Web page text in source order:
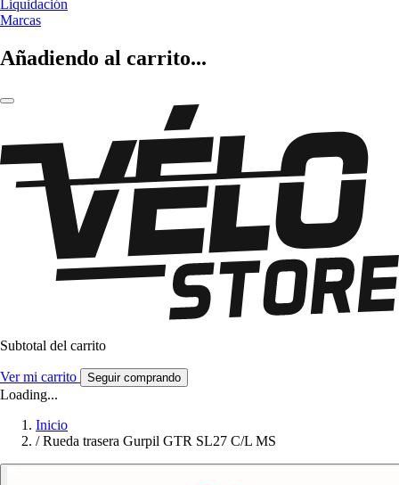
Liquidación
Marcas
Añadiendo al carrito...
Subtotal del carrito
Ver mi carrito Seguir comprando
Loading...
Inicio
/ Rueda trasera Gurpil GTR SL27 C/L MS